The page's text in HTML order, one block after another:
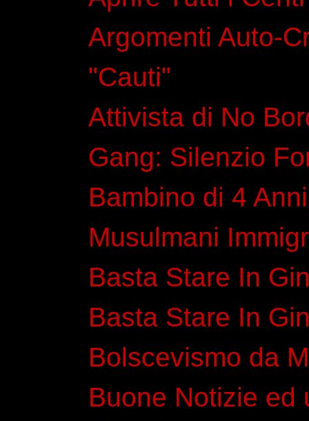
Argomenti Auto-
"Cauti"
Attivista di No
Gang: Silenzio
Bambino di 4
Musulmani
Basta Stare In
Basta Stare In
Bolscevismo da
Buone Notizie ed